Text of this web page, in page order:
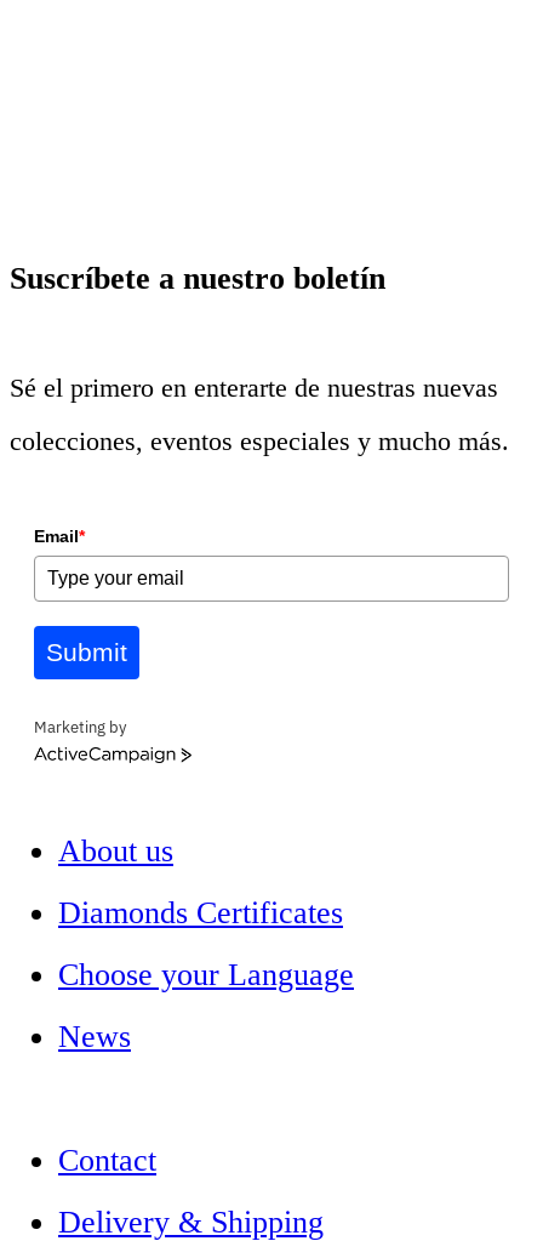
Suscríbete a nuestro boletín
Sé el primero en enterarte de nuestras nuevas
colecciones, eventos especiales y mucho más.
Email*
Submit
Marketing by
ActiveCampaign
About us
Diamonds Certificates
Choose your Language
News
Contact
Delivery & Shipping